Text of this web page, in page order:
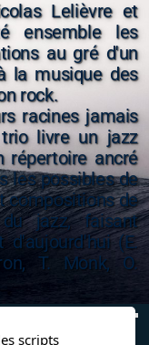
Lelièvre et
ensemble les
au gré d'un
la musique des
rock.
racines jamais
livre un jazz
répertoire ancré
les possibles de
compositions de
jazz, faisant
d'aujourd'hui (E.
T. Monk, O.
scripts